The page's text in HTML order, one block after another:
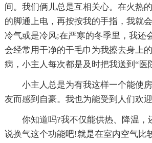
间。我们俩儿总是互相关心。在火热
的脚通上电，再按按我的手指，我就
冷气或是冷风;在严寒的冬季里，我还
会经常用干净的干毛巾为我擦去身上
病，小主人每次都是及时把我送到“医
小主人总是为有我这样一个能使房
友而感到自豪。我也为能受到人们欢
你知道吗?我不仅能供热、降温，
说换气这个功能吧!就是在室内空气比